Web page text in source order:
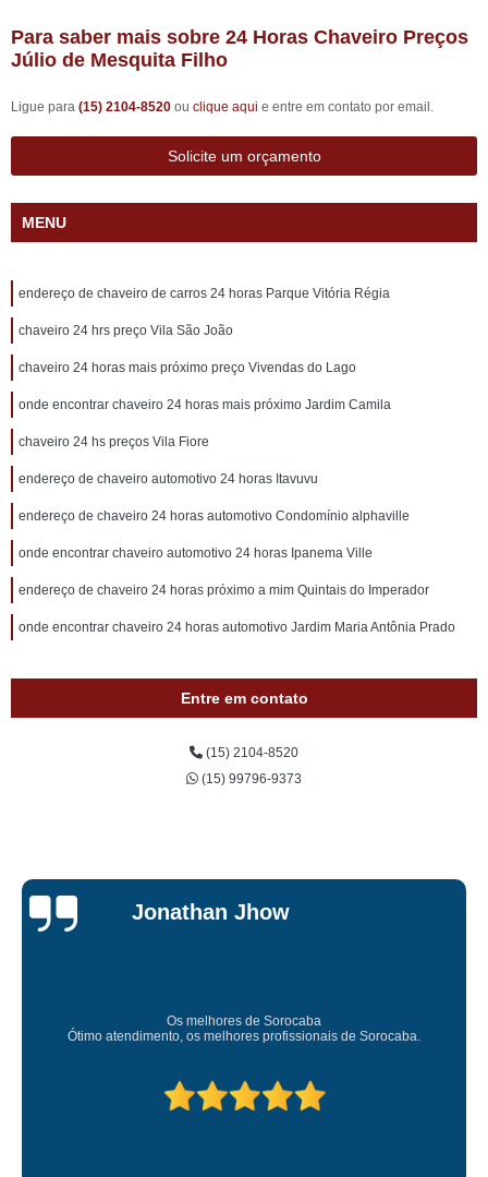
Para saber mais sobre 24 Horas Chaveiro Preços
Júlio de Mesquita Filho
Ligue para (15) 2104-8520 ou clique aqui e entre em contato por email.
Solicite um orçamento
MENU
endereço de chaveiro de carros 24 horas Parque Vitória Régia
chaveiro 24 hrs preço Vila São João
chaveiro 24 horas mais próximo preço Vivendas do Lago
onde encontrar chaveiro 24 horas mais próximo Jardim Camila
chaveiro 24 hs preços Vila Fiore
endereço de chaveiro automotivo 24 horas Itavuvu
endereço de chaveiro 24 horas automotivo Condomínio alphaville
onde encontrar chaveiro automotivo 24 horas Ipanema Ville
endereço de chaveiro 24 horas próximo a mim Quintais do Imperador
onde encontrar chaveiro 24 horas automotivo Jardim Maria Antônia Prado
Entre em contato
(15) 2104-8520
(15) 99796-9373
Jessica
Carvalho
Super recomendo!
Amei o atendimento. Preco super bom. Superou minhas expectativas.
Deixou o meu bem super arrumadinhooo recomendo!